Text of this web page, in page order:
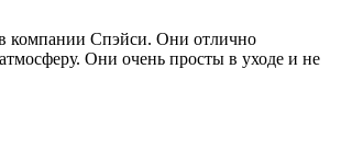
в компании Спэйси. Они отлично
Они очень просты в уходе и не